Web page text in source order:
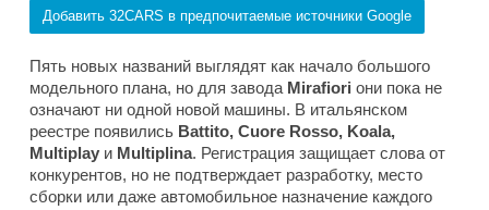
Добавить 32CARS в предпочитаемые источники Google
Пять новых названий выглядят как начало большого
модельного плана, но для завода Mirafiori они пока не
означают ни одной новой машины. В итальянском
реестре появились Battito, Cuore Rosso, Koala,
Multiplay и Multiplina. Регистрация защищает слова от
конкурентов, но не подтверждает разработку, место
сборки или даже автомобильное назначение каждого